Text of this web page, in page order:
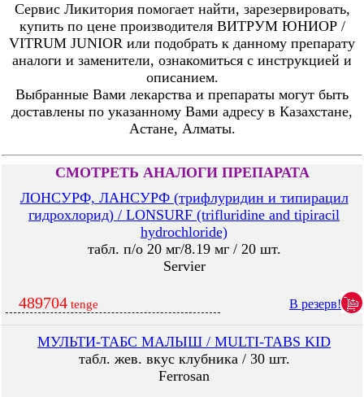
Сервис Ликитория помогает найти, зарезервировать,
купить по цене производителя ВИТРУМ ЮНИОР /
VITRUM JUNIOR или подобрать к данному препарату
аналоги и заменители, ознакомиться с инструкцией и
описанием.
Выбранные Вами лекарства и препараты могут быть
доставлены по указанному Вами адресу в Казахстане,
Астане, Алматы.
СМОТРЕТЬ АНАЛОГИ ПРЕПАРАТА
ЛОНСУРФ, ЛАНСУРФ (трифлуридин и типирацил
гидрохлорид) / LONSURF (trifluridine and tipiracil
hydrochloride)
табл. п/о 20 мг/8.19 мг / 20 шт.
Servier
489704 tenge В резерв!
МУЛЬТИ-ТАБС МАЛЫШ / MULTI-TABS KID
табл. жев. вкус клубника / 30 шт.
Ferrosan